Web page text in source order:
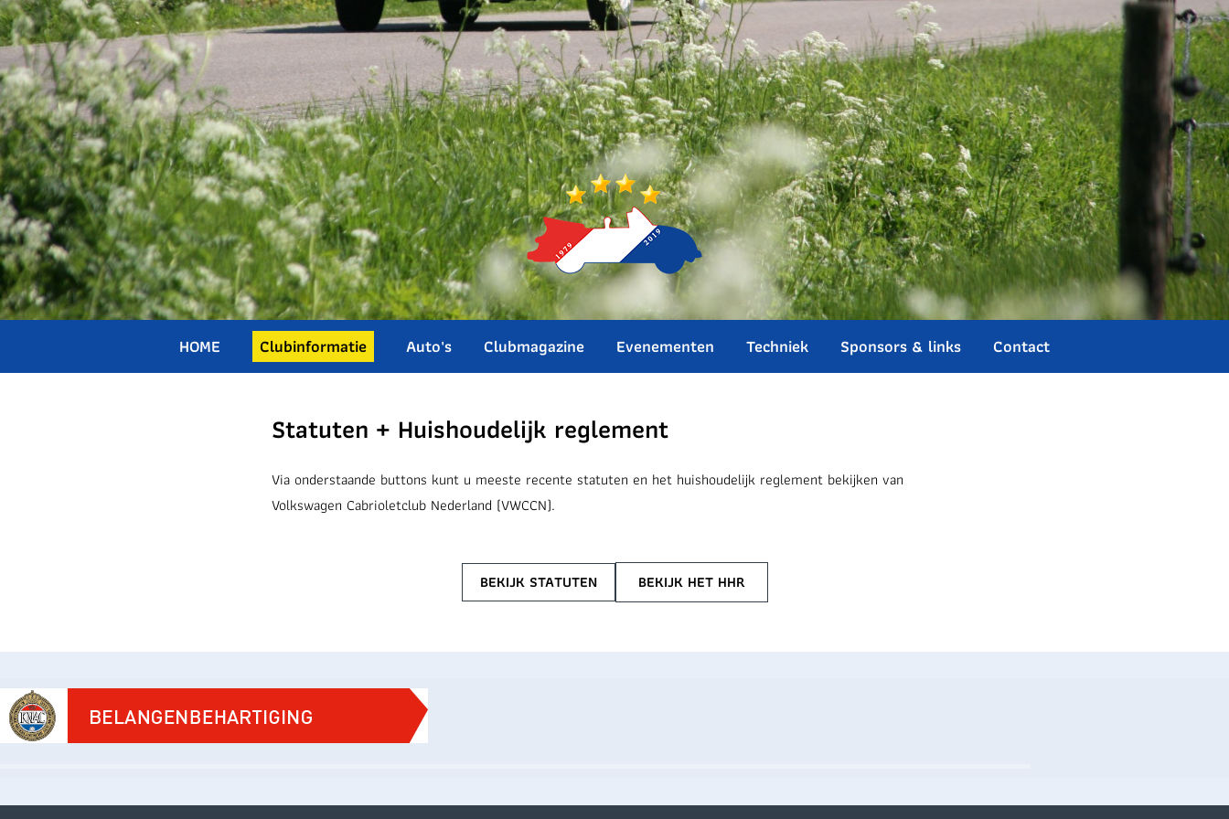
HOME Clubinformatie Auto's Clubmagazine Evenementen Techniek Sponsors & links Contact
Statuten + Huishoudelijk reglement
Via onderstaande buttons kunt u meeste recente statuten en het huishoudelijk reglement bekijken van
Volkswagen Cabrioletclub Nederland (VWCCN).
BEKIJK STATUTEN BEKIJK HET HHR